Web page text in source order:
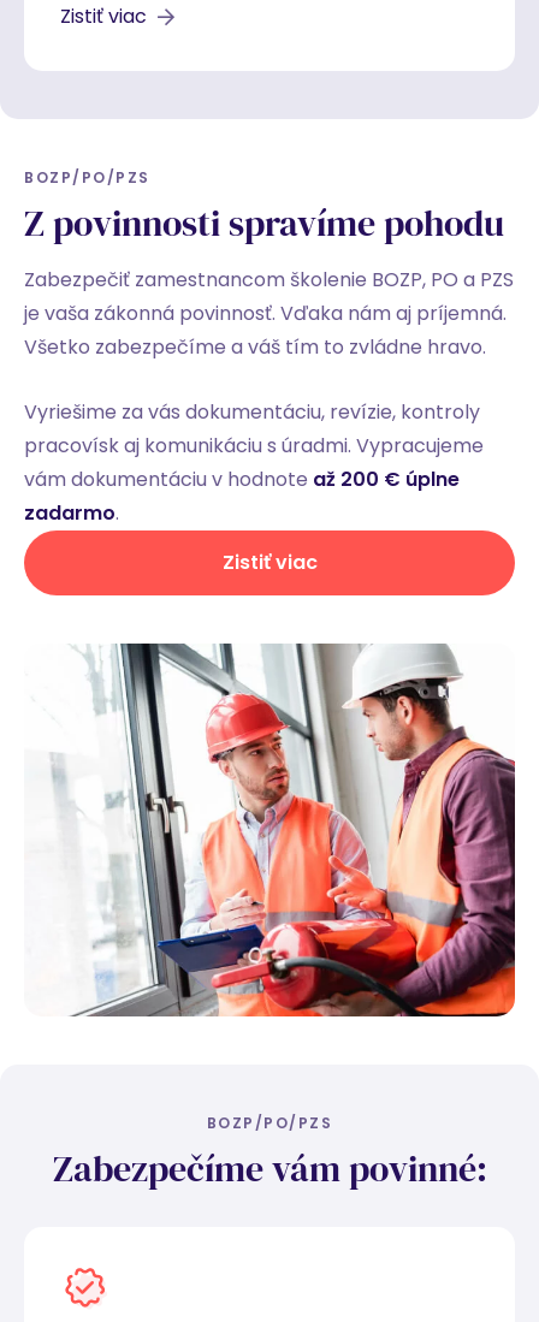
Zistiť viac
BOZP/PO/PZS
Z povinnosti spravíme pohodu
Zabezpečiť zamestnancom školenie BOZP, PO a PZS
je vaša zákonná povinnosť. Vďaka nám aj príjemná.
Všetko zabezpečíme a váš tím to zvládne hravo.
Vyriešime za vás dokumentáciu, revízie, kontroly
pracovísk aj komunikáciu s úradmi. Vypracujeme
vám dokumentáciu v hodnote až 200 € úplne
zadarmo.
Zistiť viac
BOZP/PO/PZS
Zabezpečíme vám povinné: